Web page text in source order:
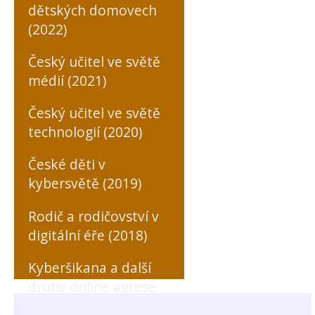
dětských domovech
(2022)
Český učitel ve světě
médií (2021)
Český učitel ve světě
technologií (2020)
České děti v
kybersvětě (2019)
Rodič a rodičovství v
digitální éře (2018)
Kyberšikana a další